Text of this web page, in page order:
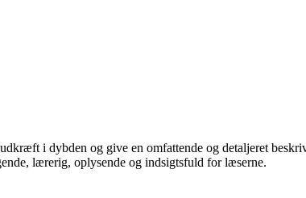
i dybden og give en omfattende og detaljeret
lærerig, oplysende og indsigtsfuld for læserne.